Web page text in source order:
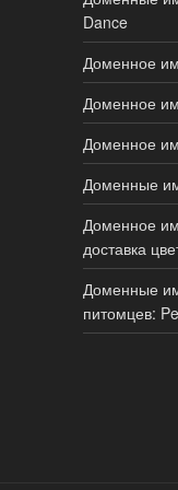
Dance
Доменное
Доменное
Доменное
Доменные
Доменное
доставка
Доменные
питомцев: